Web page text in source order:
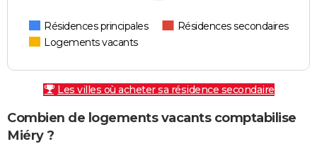
Résidences principales
Résidences secondaires
Logements vacants
Les villes où acheter sa résidence secondaire
Combien de logements vacants comptabilise
Miéry ?